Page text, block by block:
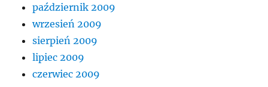
październik 2009
wrzesień 2009
sierpień 2009
lipiec 2009
czerwiec 2009